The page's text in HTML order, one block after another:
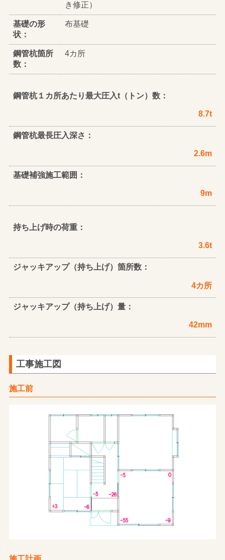
き修正）
基礎の形
状：
布基礎
鋼管杭箇所
数：
4カ所
鋼管杭１カ所あたり最大圧入t（トン）数：
8.7t
鋼管杭最長圧入深さ：
2.6m
基礎補強施工範囲：
9m
持ち上げ時の荷重：
3.6t
ジャッキアップ（持ち上げ）箇所数：
4カ所
ジャッキアップ（持ち上げ）量：
42mm
工事施工図
施工前